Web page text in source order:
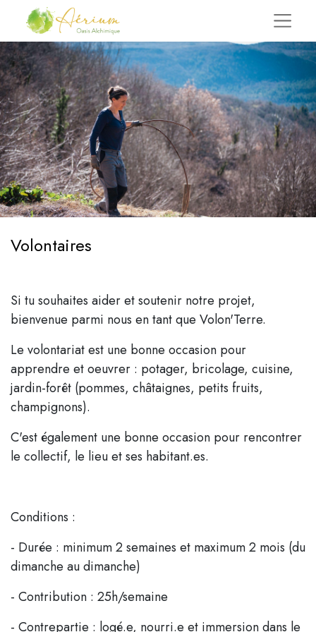
Volontaires
Si tu souhaites aider et soutenir notre projet,
bienvenue parmi nous en tant que Volon'Terre.
Le volontariat est une bonne occasion pour
apprendre et oeuvrer : potager, bricolage, cuisine,
jardin-forêt (pommes, châtaignes, petits fruits,
champignons).
C'est également une bonne occasion pour rencontrer
le collectif, le lieu et ses habitant.es.
Conditions :
- Durée : minimum 2 semaines et maximum 2 mois (du
dimanche au dimanche)
- Contribution : 25h/semaine
- Contrepartie : logé.e, nourri.e et immersion dans le